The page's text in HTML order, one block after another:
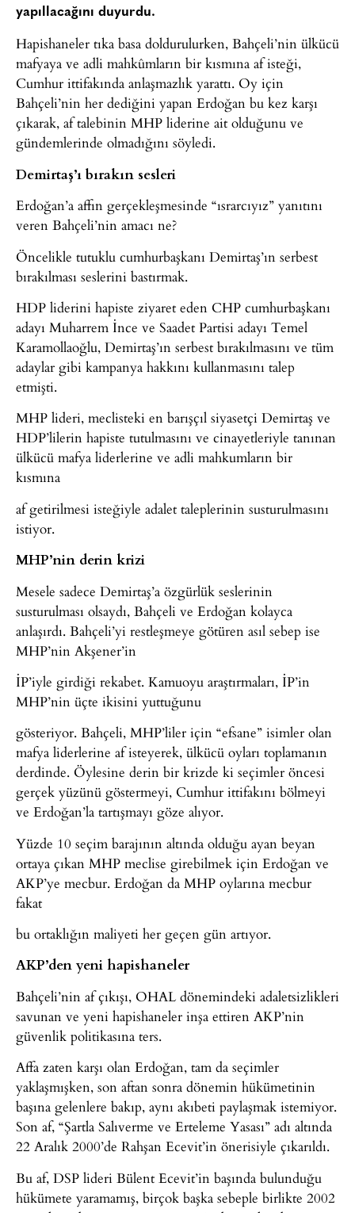
yapıllacağını duyurdu.
Hapishaneler tıka basa doldurulurken, Bahçeli’nin ülkücü
mafyaya ve adli mahkûmların bir kısmına af isteği,
Cumhur ittifakında anlaşmazlık yarattı. Oy için
Bahçeli’nin her dediğini yapan Erdoğan bu kez karşı
çıkarak, af talebinin MHP liderine ait olduğunu ve
gündemlerinde olmadığını söyledi.
Demirtaş’ı bırakın sesleri
Erdoğan’a affın gerçekleşmesinde “ısrarcıyız” yanıtını
veren Bahçeli’nin amacı ne?
Öncelikle tutuklu cumhurbaşkanı Demirtaş’ın serbest
bırakılması seslerini bastırmak.
HDP liderini hapiste ziyaret eden CHP cumhurbaşkanı
adayı Muharrem İnce ve Saadet Partisi adayı Temel
Karamollaoğlu, Demirtaş’ın serbest bırakılmasını ve tüm
adaylar gibi kampanya hakkını kullanmasını talep
etmişti.
MHP lideri, meclisteki en barışçıl siyasetçi Demirtaş ve
HDP’lilerin hapiste tutulmasını ve cinayetleriyle tanınan
ülkücü mafya liderlerine ve adli mahkumların bir
kısmına
af getirilmesi isteğiyle adalet taleplerinin susturulmasını
istiyor.
MHP’nin derin krizi
Mesele sadece Demirtaş’a özgürlük seslerinin
susturulması olsaydı, Bahçeli ve Erdoğan kolayca
anlaşırdı. Bahçeli’yi restleşmeye götüren asıl sebep ise
MHP’nin Akşener’in
İP’iyle girdiği rekabet. Kamuoyu araştırmaları, İP’in
MHP’nin üçte ikisini yuttuğunu
gösteriyor. Bahçeli, MHP’liler için “efsane” isimler olan
mafya liderlerine af isteyerek, ülkücü oyları toplamanın
derdinde. Öylesine derin bir krizde ki seçimler öncesi
gerçek yüzünü göstermeyi, Cumhur ittifakını bölmeyi
ve Erdoğan’la tartışmayı göze alıyor.
Yüzde 10 seçim barajının altında olduğu ayan beyan
ortaya çıkan MHP meclise girebilmek için Erdoğan ve
AKP’ye mecbur. Erdoğan da MHP oylarına mecbur
fakat
bu ortaklığın maliyeti her geçen gün artıyor.
AKP’den yeni hapishaneler
Bahçeli’nin af çıkışı, OHAL dönemindeki adaletsizlikleri
savunan ve yeni hapishaneler inşa ettiren AKP’nin
güvenlik politikasına ters.
Affa zaten karşı olan Erdoğan, tam da seçimler
yaklaşmışken, son aftan sonra dönemin hükümetinin
başına gelenlere bakıp, aynı akıbeti paylaşmak istemiyor.
Son af, “Şartla Salıverme ve Erteleme Yasası” adı altında
22 Aralık 2000’de Rahşan Ecevit’in önerisiyle çıkarıldı.
Bu af, DSP lideri Bülent Ecevit’in başında bulunduğu
hükümete yaramamış, birçok başka sebeple birlikte 2002